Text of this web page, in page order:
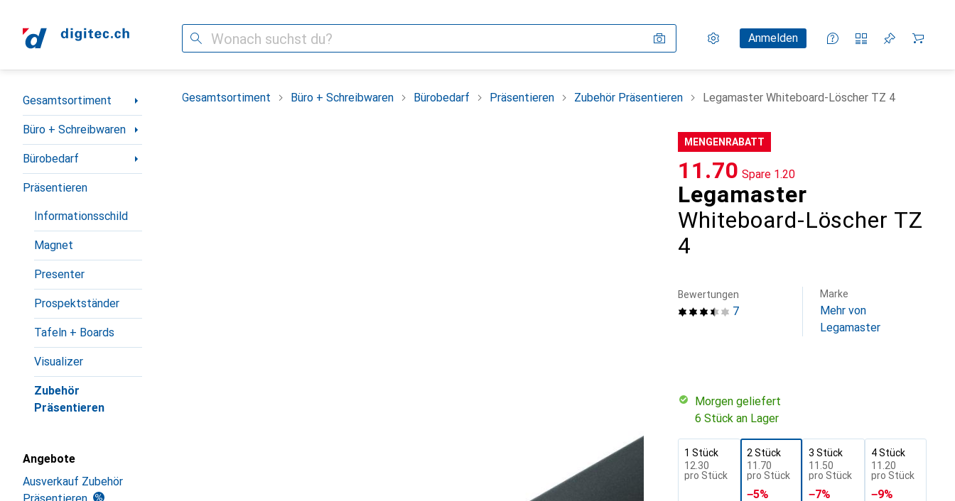
Suche Einstellungen
KundenkontoAnmelden
Vergleichslisten
Merklisten
Warenkorb
Navigation nach Kategorien
Gesamtsortiment
Büro + Schreibwaren
Bürobedarf
Präsentieren
Informationsschild
Magnet
Presenter
Prospektständer
Tafeln + Boards
Visualizer
Zubehör
Präsentieren
Angebote
Ausverkauf Zubehör
Gesamtsortiment Büro + Schreibwaren Bürobedarf Präsentieren Zubehör Präsentieren Legamaster Whiteboard-Löscher TZ 4
MENGENRABATT
Legamaster
Whiteboard-Löscher TZ
4
CHF
11.70 Spare CHF
1.20
7
Bewertungen Marke
Mehr von
Legamaster
morgen geliefert
6 Stück an Lager
1 Stück
CHF
12.30
pro Stück
2 Stück
CHF
11.70
pro Stück
−5%
3 Stück
CHF
11.50
pro Stück
−7%
4 Stück
CHF
11.20
pro Stück
−9%